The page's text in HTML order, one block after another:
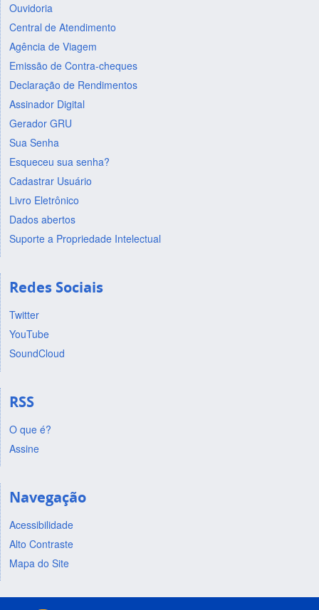
Ouvidoria
Central de Atendimento
Agência de Viagem
Emissão de Contra-cheques
Declaração de Rendimentos
Assinador Digital
Gerador GRU
Sua Senha
Esqueceu sua senha?
Cadastrar Usuário
Livro Eletrônico
Dados abertos
Suporte a Propriedade Intelectual
Redes Sociais
Twitter
YouTube
SoundCloud
RSS
O que é?
Assine
Navegação
Acessibilidade
Alto Contraste
Mapa do Site